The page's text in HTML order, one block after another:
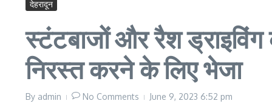
देहरादून
स्टंटबाजों और रैश ड्राइविंग
निरस्त करने के लिए भेजा
By admin No Comments June 9, 2023 6:52 pm